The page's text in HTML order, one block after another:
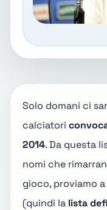
Solo domani ci
calciatori
2014. Da questa
nomi che
gioco, proviamo
(quindi la lista